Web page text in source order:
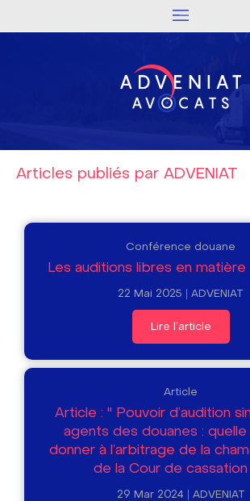
Articles publiés par ADVENIAT
Conférence douane
Les auditions libres en matière
22 Mai 2025 ADVENIAT
Lire l'article
Article
Article : " Pouvoir d’audition
agents des douanes :
donner à l’arbitrage de la
de la Cour de cassation
29 Mar 2024 ADVENIAT